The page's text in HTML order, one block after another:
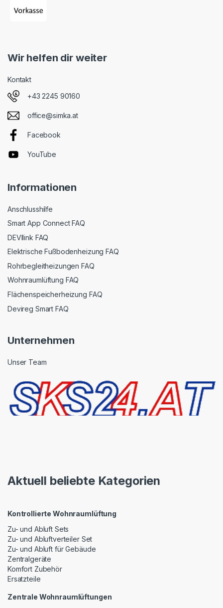
Wir helfen dir weiter
Kontakt
+43 2245 90160
office@simka.at
Facebook
YouTube
Informationen
Anschlusshilfe
Smart App Connect FAQ
DEVIlink FAQ
Elektrische Fußbodenheizung FAQ
Rohrbegleitheizungen FAQ
Wohnraumlüftung FAQ
Flächenspeicherheizung FAQ
Devireg Smart FAQ
Unternehmen
Unser Team
Aktuell beliebte Kategorien
Kontrollierte Wohnraumlüftung
Zu- und Abluft Sets
Zu- und Abluftverteiler Set
Zu- und Abluft für Gebäude
Zentralgeräte
Komfort Zubehör
Ersatzteile
Zentrale Wohnraumlüftungen